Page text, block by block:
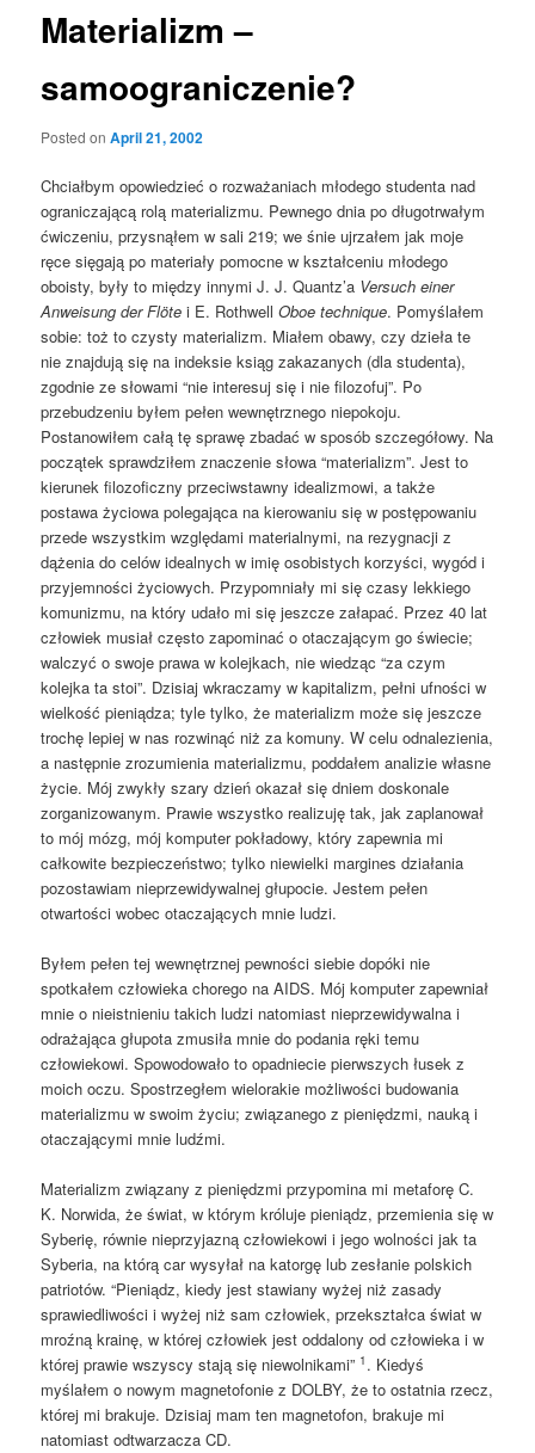
Materializm –
samoograniczenie?
Posted onApril 21, 2002
Chciałbym opowiedzieć o rozważaniach młodego studenta nad
ograniczającą rolą materializmu. Pewnego dnia po długotrwałym
ćwiczeniu, przysnąłem w sali 219; we śnie ujrzałem jak moje
ręce sięgają po materiały pomocne w kształceniu młodego
oboisty, były to między innymi J. J. Quantz’a Versuch einer
Anweisung der Flöte i E. RothwellOboe technique. Pomyślałem
sobie: toż to czysty materializm. Miałem obawy, czy dzieła te
nie znajdują się na indeksie ksiąg zakazanych (dla studenta),
zgodnie ze słowami “nie interesuj się i nie filozofuj”. Po
przebudzeniu byłem pełen wewnętrznego niepokoju.
Postanowiłem całą tę sprawę zbadać w sposób szczegółowy. Na
początek sprawdziłem znaczenie słowa “materializm”. Jest to
kierunek filozoficzny przeciwstawny idealizmowi, a także
postawa życiowa polegająca na kierowaniu się w postępowaniu
przede wszystkim względami materialnymi, na rezygnacji z
dążenia do celów idealnych w imię osobistych korzyści, wygód i
przyjemności życiowych. Przypomniały mi się czasy lekkiego
komunizmu, na który udało mi się jeszcze załapać. Przez 40 lat
człowiek musiał często zapominać o otaczającym go świecie;
walczyć o swoje prawa w kolejkach, nie wiedząc “za czym
kolejka ta stoi”. Dzisiaj wkraczamy w kapitalizm, pełni ufności w
wielkość pieniądza; tyle tylko, że materializm może się jeszcze
trochę lepiej w nas rozwinąć niż za komuny. W celu odnalezienia,
a następnie zrozumienia materializmu, poddałem analizie własne
życie. Mój zwykły szary dzień okazał się dniem doskonale
zorganizowanym. Prawie wszystko realizuję tak, jak zaplanował
to mój mózg, mój komputer pokładowy, który zapewnia mi
całkowite bezpieczeństwo; tylko niewielki margines działania
pozostawiam nieprzewidywalnej głupocie. Jestem pełen
otwartości wobec otaczających mnie ludzi.
Byłem pełen tej wewnętrznej pewności siebie dopóki nie
spotkałem człowieka chorego na AIDS. Mój komputer zapewniał
mnie o nieistnieniu takich ludzi natomiast nieprzewidywalna i
odrażająca głupota zmusiła mnie do podania ręki temu
człowiekowi. Spowodowało to opadniecie pierwszych łusek z
moich oczu. Spostrzegłem wielorakie możliwości budowania
materializmu w swoim życiu; związanego z pieniędzmi, nauką i
otaczającymi mnie ludźmi.
Materializm związany z pieniędzmi przypomina mi metaforę C.
K. Norwida, że świat, w którym króluje pieniądz, przemienia się w
Syberię, równie nieprzyjazną człowiekowi i jego wolności jak ta
Syberia, na którą car wysyłał na katorgę lub zesłanie polskich
patriotów. “Pieniądz, kiedy jest stawiany wyżej niż zasady
sprawiedliwości i wyżej niż sam człowiek, przekształca świat w
mroźną krainę, w której człowiek jest oddalony od człowieka i w
której prawie wszyscy stają się niewolnikami” 1 . Kiedyś
myślałem o nowym magnetofonie z DOLBY, że to ostatnia rzecz,
której mi brakuje. Dzisiaj mam ten magnetofon, brakuje mi
natomiast odtwarzacza CD.